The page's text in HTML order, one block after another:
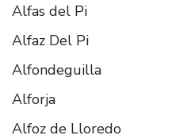
Alfas del Pi
Alfaz Del Pi
Alfondeguilla
Alforja
Alfoz de Lloredo